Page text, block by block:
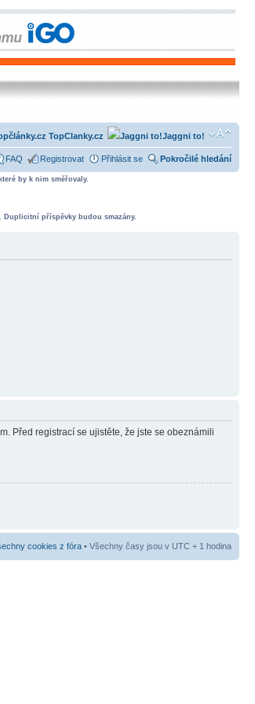
Jaggni to!
TopClanky.cz
FAQ Registrovat Přihlásit se Pokročilé hledání
by k nim směřovaly.
Duplicitní příspěvky budou smazány.
Před registrací se ujistěte, že jste se obeznámili
cookies z fóra • Všechny časy jsou v UTC + 1 hodina